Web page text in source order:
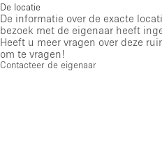
De locatie
De informatie over de exacte
bezoek met de eigenaar heeft
Heeft u meer vragen over deze
om te vragen!
Contacteer de eigenaar